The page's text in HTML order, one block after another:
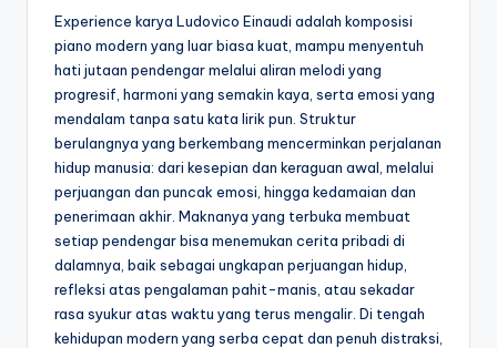
Experience karya Ludovico Einaudi adalah komposisi
piano modern yang luar biasa kuat, mampu menyentuh
hati jutaan pendengar melalui aliran melodi yang
progresif, harmoni yang semakin kaya, serta emosi yang
mendalam tanpa satu kata lirik pun. Struktur
berulangnya yang berkembang mencerminkan perjalanan
hidup manusia: dari kesepian dan keraguan awal, melalui
perjuangan dan puncak emosi, hingga kedamaian dan
penerimaan akhir. Maknanya yang terbuka membuat
setiap pendengar bisa menemukan cerita pribadi di
dalamnya, baik sebagai ungkapan perjuangan hidup,
refleksi atas pengalaman pahit-manis, atau sekadar
rasa syukur atas waktu yang terus mengalir. Di tengah
kehidupan modern yang serba cepat dan penuh distraksi,